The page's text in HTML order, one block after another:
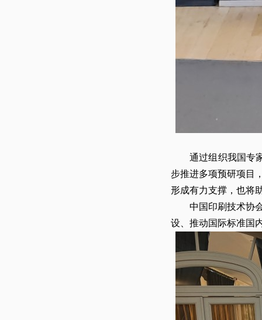
通过组织我国专家
步推进多项预研项目
形成有力支撑，也将
中国印刷技术协会
设、推动国际标准国